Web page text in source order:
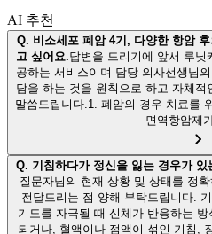
AI 추천
Q. 비소세포 폐암 4기, 다양한 항암
고 싶어요.답변을 드리기에 앞서 루닛
공하는 서비스이며 담당 의사선생님
담을 하는 것을 원칙으로 하고 자체
말씀드립니다.1. 폐암의 경우 치료를
면역항암제
Q. 기침하다가 정신을 잃는 경우가
질문자님의 현재 상황 및 상태를 정
전달드리는 점 양해 부탁드립니다.
기도를 자극될 때 신체가 반응하는
되거나, 혈액이나 점액이 섞인 기침,